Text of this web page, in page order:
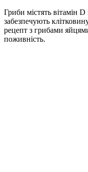
Гриби містять вітамін
забезпечують
рецепт з грибами
поживність.